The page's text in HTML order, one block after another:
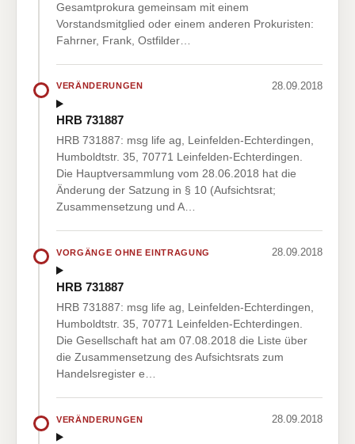
Gesamtprokura gemeinsam mit einem
Vorstandsmitglied oder einem anderen Prokuristen:
Fahrner, Frank, Ostfilder…
VERÄNDERUNGEN 28.09.2018
HRB 731887
HRB 731887: msg life ag, Leinfelden-Echterdingen,
Humboldtstr. 35, 70771 Leinfelden-Echterdingen.
Die Hauptversammlung vom 28.06.2018 hat die
Änderung der Satzung in § 10 (Aufsichtsrat;
Zusammensetzung und A…
VORGÄNGE OHNE EINTRAGUNG 28.09.2018
HRB 731887
HRB 731887: msg life ag, Leinfelden-Echterdingen,
Humboldtstr. 35, 70771 Leinfelden-Echterdingen.
Die Gesellschaft hat am 07.08.2018 die Liste über
die Zusammensetzung des Aufsichtsrats zum
Handelsregister e…
VERÄNDERUNGEN 28.09.2018